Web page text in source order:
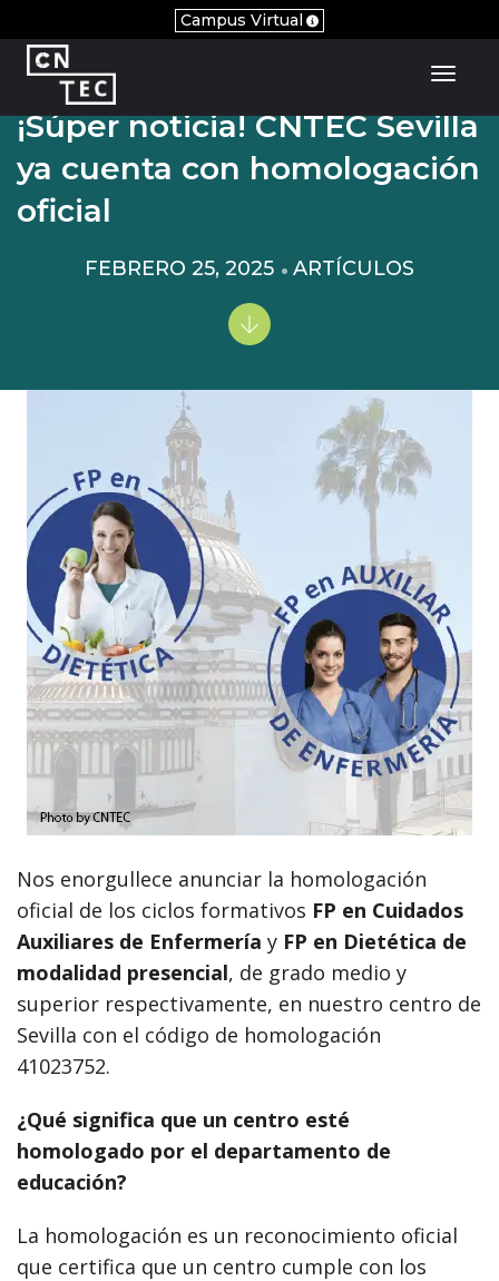
Campus Virtual
¡Súper noticia! CNTEC Sevilla
ya cuenta con homologación
oficial
FEBRERO 25, 2025 ARTÍCULOS
Nos enorgullece anunciar la homologación
oficial de los ciclos formativos FP en Cuidados
Auxiliares de Enfermería y FP en Dietética de
modalidad presencial, de grado medio y
superior respectivamente, en nuestro centro de
Sevilla con el código de homologación
41023752.
¿Qué significa que un centro esté
homologado por el departamento de
educación?
La homologación es un reconocimiento oficial
que certifica que un centro cumple con los